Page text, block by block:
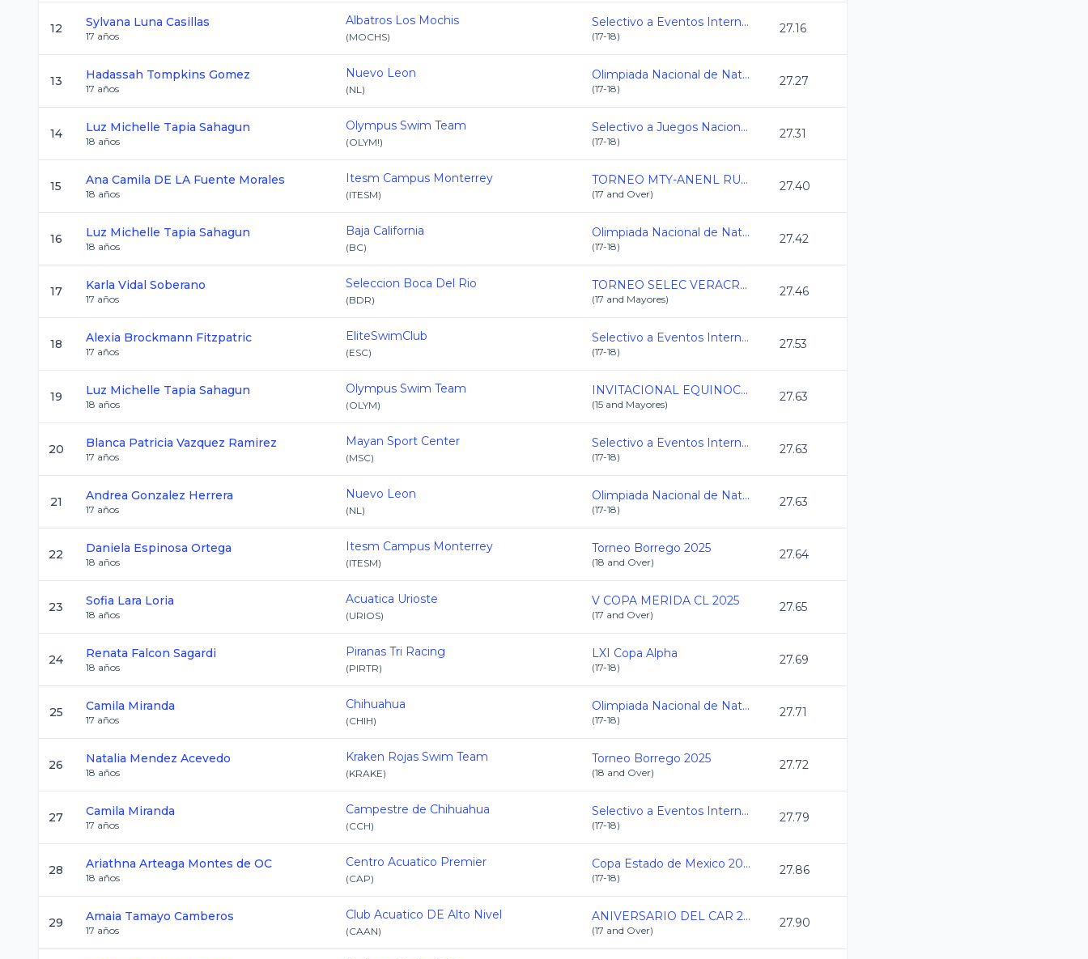
12 Sylvana Luna Casillas
17 años
Albatros Los Mochis
(MOCHS)
Selectivo a Eventos Internacionales
(17-18)
27.16
13 Hadassah Tompkins Gomez
17 años
Nuevo Leon
(NL)
Olimpiada Nacional de Natacion 2025
(17-18)
27.27
14 Luz Michelle Tapia Sahagun
18 años
Olympus Swim Team
(OLYM!)
Selectivo a Juegos Nacionales CONADE
(17-18)
27.31
15 Ana Camila DE LA Fuente Morales
18 años
Itesm Campus Monterrey
(ITESM)
TORNEO MTY-ANENL RUMBO NACIONALES CONADE 2025
(17 and Over)
27.40
16 Luz Michelle Tapia Sahagun
18 años
Baja California
(BC)
Olimpiada Nacional de Natacion 2025
(17-18)
27.42
17 Karla Vidal Soberano
17 años
Seleccion Boca Del Rio
(BDR)
TORNEO SELEC VERACRUZ DE NATACION DE CL 2025
(17 and Mayores)
27.46
18 Alexia Brockmann Fitzpatric
17 años
EliteSwimClub
(ESC)
Selectivo a Eventos Internacionales
(17-18)
27.53
19 Luz Michelle Tapia Sahagun
18 años
Olympus Swim Team
(OLYM)
INVITACIONAL EQUINOCCIO DE PRIMAVERA 2025
(15 and Mayores)
27.63
20 Blanca Patricia Vazquez Ramirez
17 años
Mayan Sport Center
(MSC)
Selectivo a Eventos Internacionales
(17-18)
27.63
21 Andrea Gonzalez Herrera
17 años
Nuevo Leon
(NL)
Olimpiada Nacional de Natacion 2025
(17-18)
27.63
22 Daniela Espinosa Ortega
18 años
Itesm Campus Monterrey
(ITESM)
Torneo Borrego 2025
(18 and Over)
27.64
23 Sofia Lara Loria
18 años
Acuatica Urioste
(URIOS)
V COPA MERIDA CL 2025
(17 and Over)
27.65
24 Renata Falcon Sagardi
18 años
Piranas Tri Racing
(PIRTR)
LXI Copa Alpha
(17-18)
27.69
25 Camila Miranda
17 años
Chihuahua
(CHIH)
Olimpiada Nacional de Natacion 2025
(17-18)
27.71
26 Natalia Mendez Acevedo
18 años
Kraken Rojas Swim Team
(KRAKE)
Torneo Borrego 2025
(18 and Over)
27.72
27 Camila Miranda
17 años
Campestre de Chihuahua
(CCH)
Selectivo a Eventos Internacionales
(17-18)
27.79
28 Ariathna Arteaga Montes de OC
18 años
Centro Acuatico Premier
(CAP)
Copa Estado de Mexico 2025
(17-18)
27.86
29 Amaia Tamayo Camberos
17 años
Club Acuatico DE Alto Nivel
(CAAN)
ANIVERSARIO DEL CAR 2025
(17 and Over)
27.90